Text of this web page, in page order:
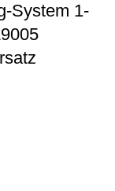
System 1-